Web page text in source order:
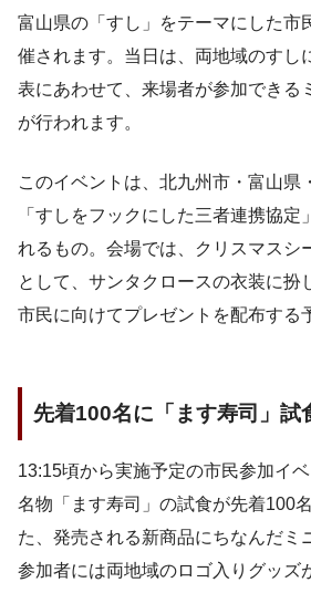
富山県の「すし」をテーマにした市
催されます。当日は、両地域のすし
表にあわせて、来場者が参加できる
が行われます。
このイベントは、北九州市・富山県
「すしをフックにした三者連携協定
れるもの。会場では、クリスマスシ
として、サンタクロースの衣装に扮
市民に向けてプレゼントを配布する
先着100名に「ます寿司」試
13:15頃から実施予定の市民参加イ
名物「ます寿司」の試食が先着100
た、発売される新商品にちなんだミ
参加者には両地域のロゴ入りグッズ